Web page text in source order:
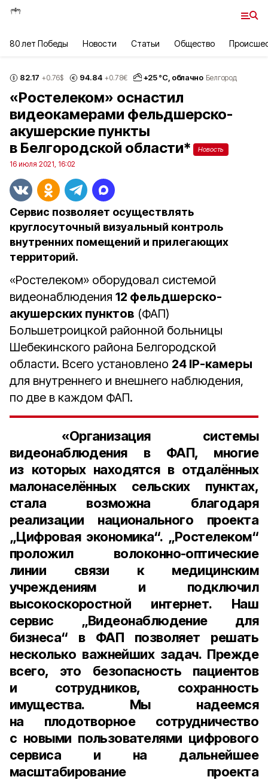
80 лет Победы Новости Статьи Общество
82.17 +0.76$ 94.84 +0.78€ +25°С, облачно Белгород
«Ростелеком» оснастил
видеокамерами фельдшерско-
акушерские пункты
в Белгородской области*
Новость
16 июля 2021, 16:02
Сервис позволяет осуществлять
круглосуточный визуальный контроль
внутренних помещений и прилегающих
территорий.
«Ростелеком» оборудовал системой
видеонаблюдения 12 фельдшерско-
акушерских пунктов (ФАП)
Большетроицкой районной больницы
Шебекинского района Белгородской
области. Всего установлено 24 IP-камеры
для внутреннего и внешнего наблюдения,
по две в каждом ФАП.
«Организация системы
видеонаблюдения в ФАП, многие
из которых находятся в отдалённых
малонаселённых сельских пунктах,
стала возможна благодаря
реализации национального проекта
„Цифровая экономика“. „Ростелеком“
проложил волоконно-оптические
линии связи к медицинским
учреждениям и подключил
высокоскоростной интернет. Наш
сервис „Видеонаблюдение для
бизнеса“ в ФАП позволяет решать
несколько важнейших задач. Прежде
всего, это безопасность пациентов
и сотрудников, сохранность
имущества. Мы надеемся
на плодотворное сотрудничество
с новыми пользователями цифрового
сервиса и на дальнейшее
масштабирование проекта